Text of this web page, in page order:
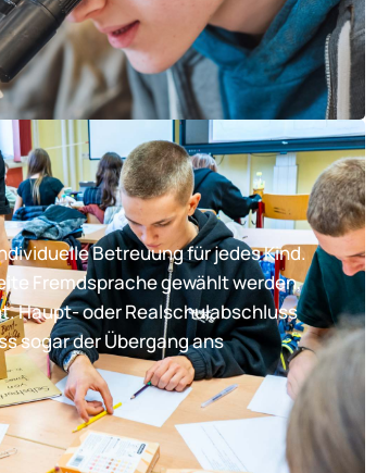
Betreuung für jedes Kind.
Fremdsprache gewählt werden,
Haupt- oder Realschulabschluss
sogar der Übergang ans